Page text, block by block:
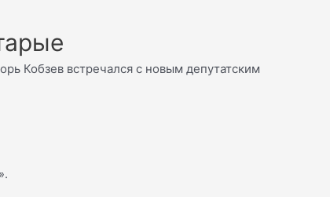
Кобзев встречался с новым депутатским